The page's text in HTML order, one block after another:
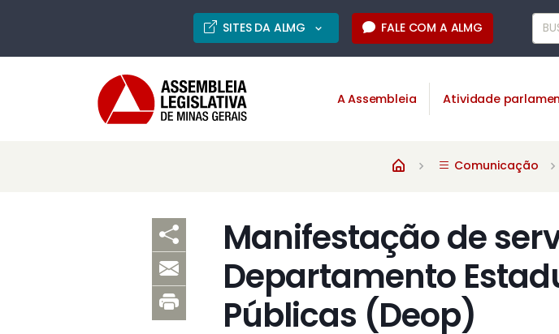
SITES DA ALMG FALE COM A ALMG
A Assembleia Atividade
Comunicação
Manifestação de
Departamento
Públicas (Deop)